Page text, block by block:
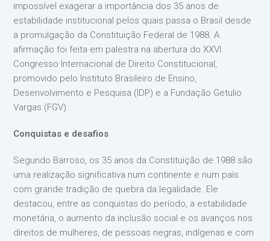
impossível exagerar a importância dos 35 anos de
estabilidade institucional pelos quais passa o Brasil desde
a promulgação da Constituição Federal de 1988. A
afirmação foi feita em palestra na abertura do XXVI
Congresso Internacional de Direito Constitucional,
promovido pelo Instituto Brasileiro de Ensino,
Desenvolvimento e Pesquisa (IDP) e a Fundação Getulio
Vargas (FGV).
Conquistas e desafios
Segundo Barroso, os 35 anos da Constituição de 1988 são
uma realização significativa num continente e num país
com grande tradição de quebra da legalidade. Ele
destacou, entre as conquistas do período, a estabilidade
monetária, o aumento da inclusão social e os avanços nos
direitos de mulheres, de pessoas negras, indígenas e com